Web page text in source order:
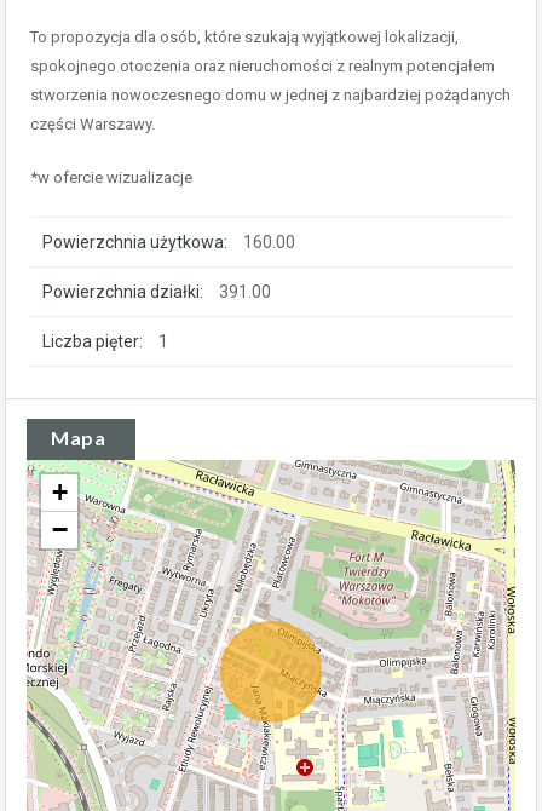
To propozycja dla osób, które szukają wyjątkowej lokalizacji,
spokojnego otoczenia oraz nieruchomości z realnym potencjałem
stworzenia nowoczesnego domu w jednej z najbardziej pożądanych
części Warszawy.
*w ofercie wizualizacje
Powierzchnia użytkowa: 160.00
Powierzchnia działki: 391.00
Liczba pięter: 1
Mapa
+
−